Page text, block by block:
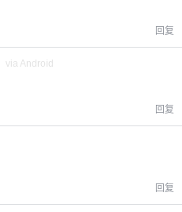
回复
via Android
回复
回复